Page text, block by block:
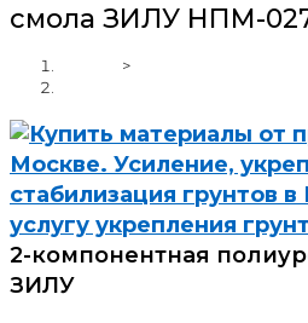
смола ЗИЛУ НПМ-
>
2-компонентная
ЗИЛУ